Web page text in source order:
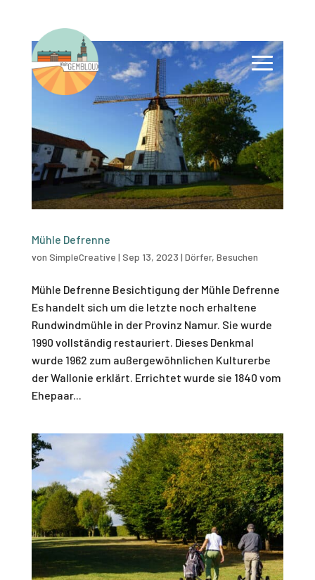
Mühle Defrenne
von SimpleCreative | Sep 13, 2023 | Dörfer, Besuchen
Mühle Defrenne Besichtigung der Mühle Defrenne
Es handelt sich um die letzte noch erhaltene
Rundwindmühle in der Provinz Namur. Sie wurde
1990 vollständig restauriert. Dieses Denkmal
wurde 1962 zum außergewöhnlichen Kulturerbe
der Wallonie erklärt. Errichtet wurde sie 1840 vom
Ehepaar...